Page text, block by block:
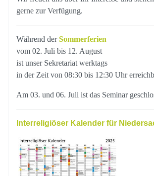
gerne zur Verfügung.
Während derSommerferien
vom 02. Juli bis 12. August
ist unser Sekretariat werktags
in der Zeit von 08:30 bis 12:30 Uhr
Am 03. und 06. Juli ist das Seminar
Interreligiöser Kalender für